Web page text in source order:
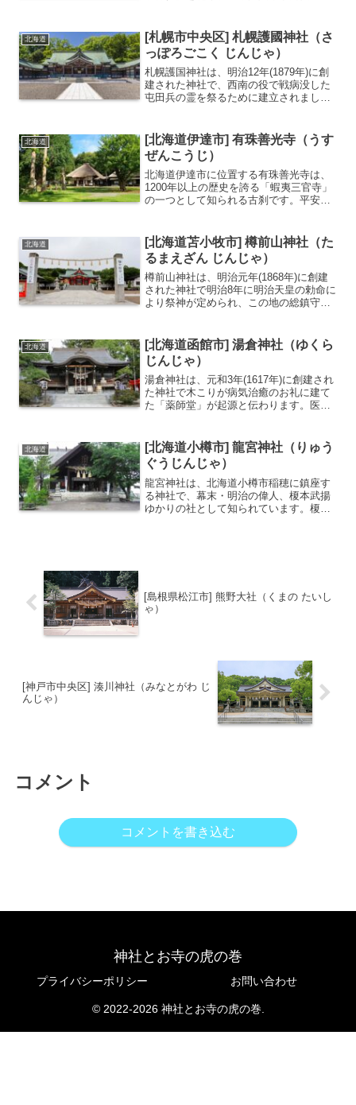
和15年には郷社へと昇格した歴史を持
ち、境内には樹齢を重ねた豊か...
北海道
[札幌市中央区] 札幌護國神社（さ
っぽろごこく じんじゃ）
札幌護国神社は、明治12年(1879年)に創
建された神社で、西南の役で戦病没した
屯田兵の霊を祭るために建立されまし
ます。そのため、創建当初からの祭神を
祀る本殿と、多賀...
北海道
[北海道伊達市] 有珠善光寺（うす
ぜんこうじ）
北海道伊達市に位置する有珠善光寺は、
1200年以上の歴史を誇る「蝦夷三官寺」
の一つとして知られる古刹です。平安時
江戸時代には徳川家康の命により官寺と
なりました。境内...
北海道
[北海道苫小牧市] 樽前山神社（た
るまえざん じんじゃ）
樽前山神社は、明治元年(1868年)に創建
された神社で明治8年に明治天皇の勅命に
より祭神が定められ、この地の総鎮守郷
月三が日には多くの参拝客でにぎわいま
す。苫小牧の人気...
北海道
[北海道函館市] 湯倉神社（ゆくら
じんじゃ）
湯倉神社は、元和3年(1617年)に創建され
た神社で木こりが病気治癒のお礼に建て
た「薬師堂」が起源と伝わります。医薬
ます。「なでうさぎ」や「イチイの木」
などの見どころが...
北海道
[北海道小樽市] 龍宮神社（りゅう
ぐうじんじゃ）
龍宮神社は、北海道小樽市稲穂に鎮座す
る神社で、幕末・明治の偉人、榎本武揚
ゆかりの社として知られています。榎本
[島根県松江市] 熊野大社（くまの たいし
ゃ）
[神戸市中央区] 湊川神社（みなとがわ じ
んじゃ）
コメント
コメントを書き込む
神社とお寺の虎の巻
プライバシーポリシー お問い合わせ
© 2022-2026 神社とお寺の虎の巻.